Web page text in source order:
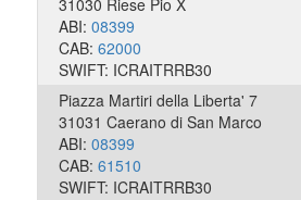
31030 Riese Pio X
ABI: 08399
CAB: 62000
SWIFT: ICRAITRRB30
Piazza Martiri della Liberta' 7
31031 Caerano di San Marco
ABI: 08399
CAB: 61510
SWIFT: ICRAITRRB30